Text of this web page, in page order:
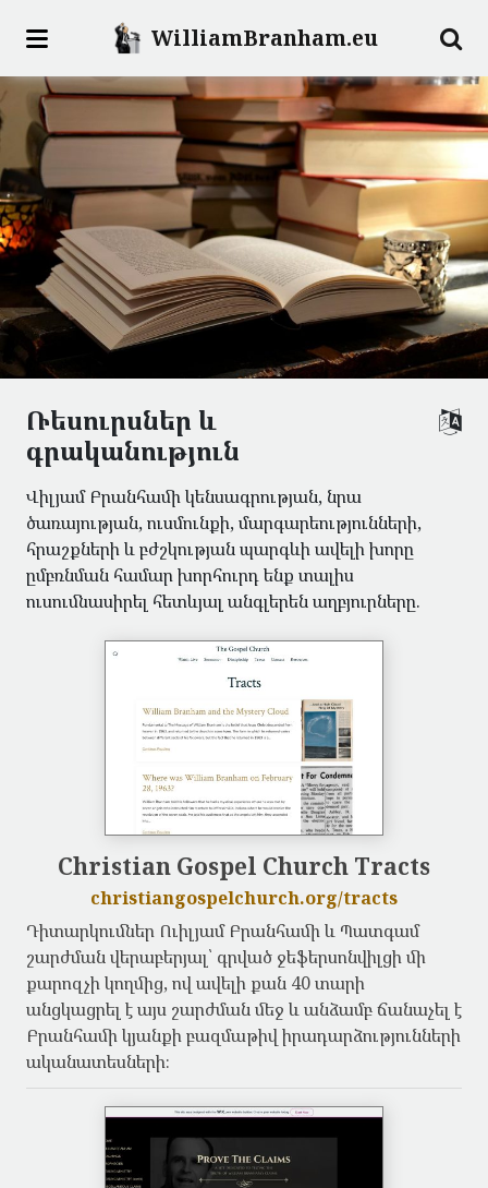
WilliamBranham.eu
Ռեսուրսներ և
գրականություն
Վիլյամ Բրանհամի կենսագրության, նրա
ծառայության, ուսմունքի, մարգարեությունների,
հրաշքների և բժշկության պարգևի ավելի խորը
ըմբռնման համար խորհուրդ ենք տալիս
ուսումնասիրել հետևյալ անգլերեն աղբյուրները.
Christian Gospel Church Tracts
christiangospelchurch.org/tracts
Դիտարկումներ Ուիլյամ Բրանհամի և Պատգամ
շարժման վերաբերյալ՝ գրված ջեֆերսոնվիլցի մի
քարոզչի կողմից, ով ավելի քան 40 տարի
անցկացրել է այս շարժման մեջ և անձամբ ճանաչել է
Բրանհամի կյանքի բազմաթիվ իրադարձությունների
ականատեսների։